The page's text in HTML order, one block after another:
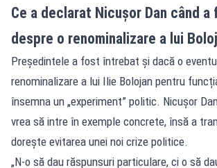
Ce a declarat Nicușor Dan când
despre o renominalizare a lui
Președintele a fost întrebat și dacă o
renominalizare a lui Ilie Bolojan pentru
însemna un „experiment” politic. Nicușor
vrea să intre în exemple concrete, însă a
dorește evitarea unei noi crize politice.
„N-o să dau răspunsuri particulare, ci o să